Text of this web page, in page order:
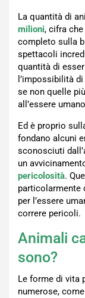
La quantità di
milioni, cifra
completo sulla
spettacoli
quantità di
l’impossibilità
se non quelle
all’essere
Ed è proprio
fondano alcuni
sconosciuti
un
pericolosità.
particolarmente
per l’essere
correre pericoli.
Animali
sono?
Le forme di vita
numerose,